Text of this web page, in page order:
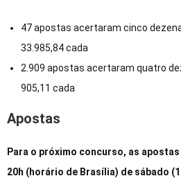
47 apostas acertaram cinco
33.985,84 cada
2.909 apostas acertaram quatro
905,11 cada
Apostas
Para o próximo concurso, as
20h (horário de Brasília) de sábado